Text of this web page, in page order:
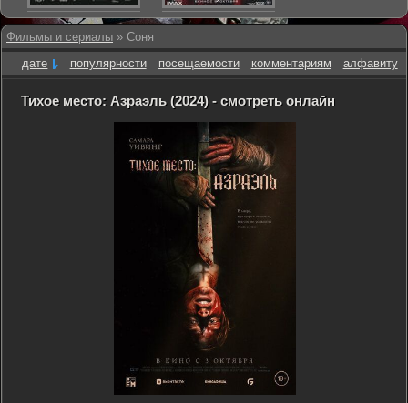
Фильмы и сериалы » Соня
дате
популярности посещаемости комментариям алфавиту
Тихое место: Азраэль (2024) - смотреть онлайн